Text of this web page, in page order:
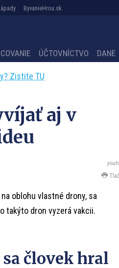
ByvanieHrou.sk
ÚČTOVNÍCTVO DANE
Zistite TU
aj v
oblohu vlastné drony, sa
takýto dron vyzerá vakcii.
človek hral